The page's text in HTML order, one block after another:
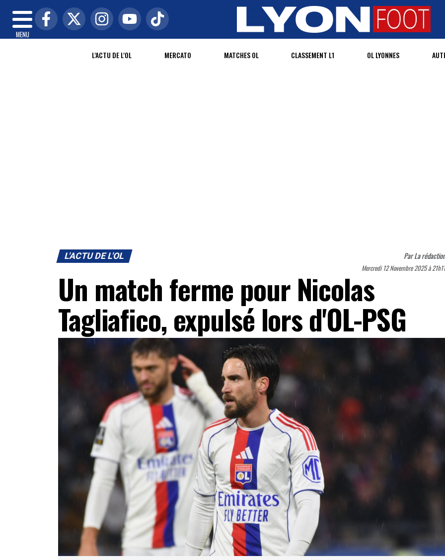
MENU
L'ACTU DE L'OL MERCATO MATCHES OL CLASSEMENT L1 OL LYONNES
L'ACTU DE L'OL ParLa rédaction
Mercredi 12 Novembre 2025 à 21h11
Un match ferme pour Nicolas
Tagliafico, expulsé lors d'OL-PSG